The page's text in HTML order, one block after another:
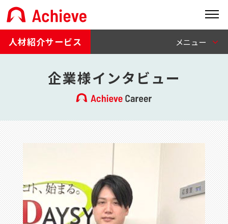
人材紹介サービス
企業様インタビュー